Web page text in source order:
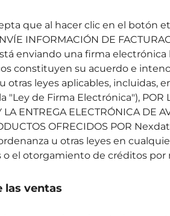
que al hacer clic en el botón
INFORMACIÓN DE
enviando una firma
constituyen su acuerdo e
otras leyes aplicables, incluidas,
"Ley de Firma Electrónica"), POR
LA ENTREGA ELECTRÓNICA DE
OFRECIDOS POR
u otras leyes en
o el otorgamiento de créditos
las ventas